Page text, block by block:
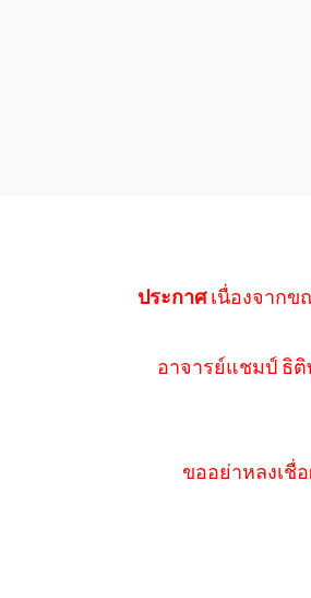
ประกาศเนื่องจากข
อาจารย์แชมป์ ธิติ
ขออย่าหลงเชื่